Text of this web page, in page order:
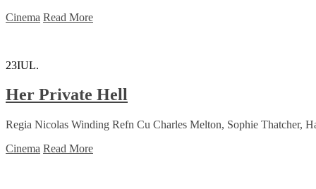
Cinema Read More
23IUL.
Her Private Hell
Regia Nicolas Winding Refn Cu Charles Melton, Sophie Thatcher,
Cinema Read More